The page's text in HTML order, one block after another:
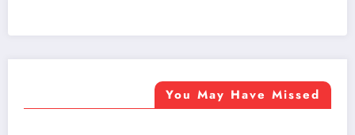
You May Have Missed